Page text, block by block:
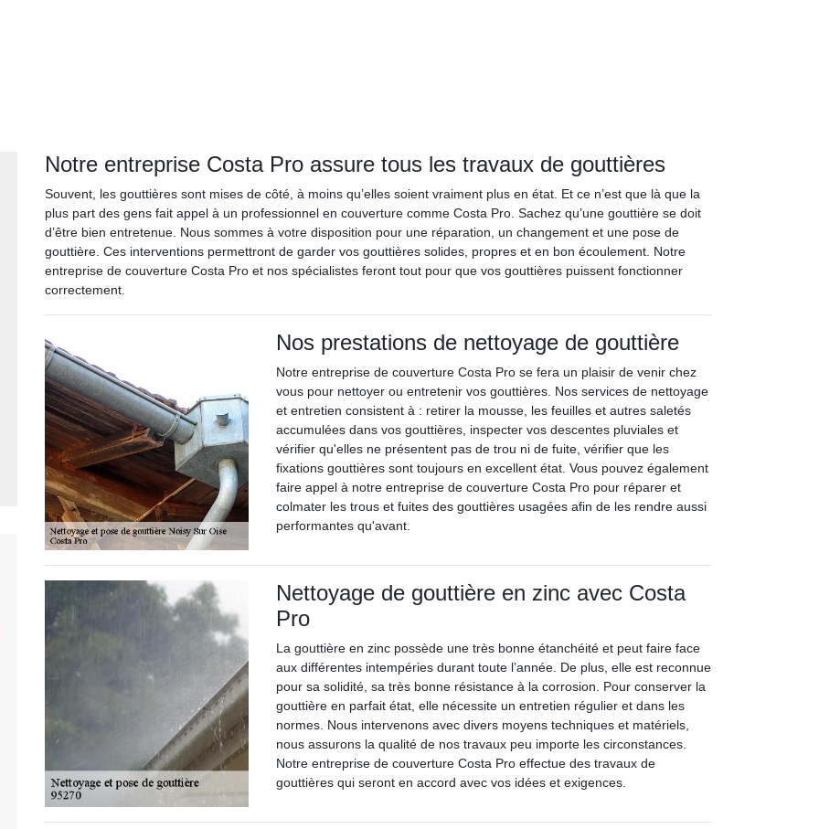
Notre entreprise Costa Pro assure tous les travaux de gouttières
Souvent, les gouttières sont mises de côté, à moins qu’elles soient vraiment plus en état. Et ce n’est que là que la
plus part des gens fait appel à un professionnel en couverture comme Costa Pro. Sachez qu’une gouttière se doit
d’être bien entretenue. Nous sommes à votre disposition pour une réparation, un changement et une pose de
gouttière. Ces interventions permettront de garder vos gouttières solides, propres et en bon écoulement. Notre
entreprise de couverture Costa Pro et nos spécialistes feront tout pour que vos gouttières puissent fonctionner
correctement.
Nos prestations de nettoyage de gouttière
Notre entreprise de couverture Costa Pro se fera un plaisir de venir chez
vous pour nettoyer ou entretenir vos gouttières. Nos services de nettoyage
et entretien consistent à : retirer la mousse, les feuilles et autres saletés
accumulées dans vos gouttières, inspecter vos descentes pluviales et
vérifier qu'elles ne présentent pas de trou ni de fuite, vérifier que les
fixations gouttières sont toujours en excellent état. Vous pouvez également
faire appel à notre entreprise de couverture Costa Pro pour réparer et
colmater les trous et fuites des gouttières usagées afin de les rendre aussi
performantes qu'avant.
Nettoyage de gouttière en zinc avec Costa
Pro
La gouttière en zinc possède une très bonne étanchéité et peut faire face
aux différentes intempéries durant toute l’année. De plus, elle est reconnue
pour sa solidité, sa très bonne résistance à la corrosion. Pour conserver la
gouttière en parfait état, elle nécessite un entretien régulier et dans les
normes. Nous intervenons avec divers moyens techniques et matériels,
nous assurons la qualité de nos travaux peu importe les circonstances.
Notre entreprise de couverture Costa Pro effectue des travaux de
gouttières qui seront en accord avec vos idées et exigences.